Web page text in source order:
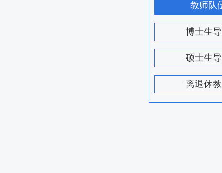
教师队
博士生
硕士生
离退休